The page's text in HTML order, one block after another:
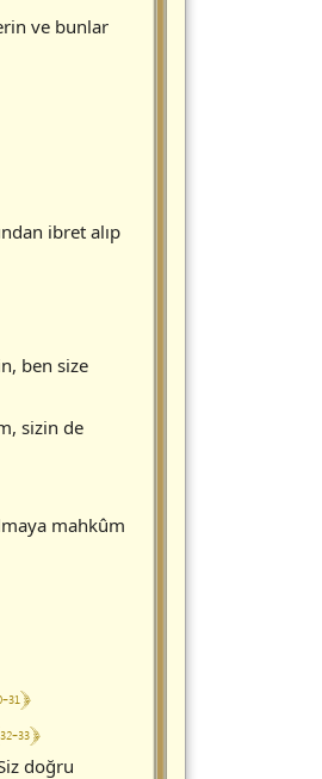
ve bunlar
ibret alıp
ben size
sizin de
mahkûm
﴾
﴾ 32-
doğru